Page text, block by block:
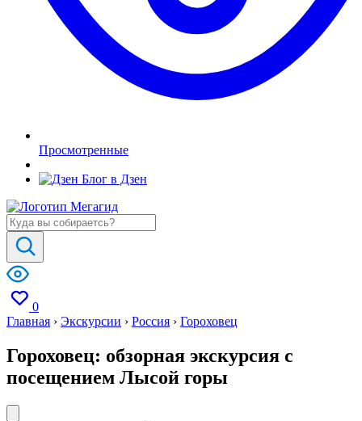
Просмотренные
Блог в Дзен
0
Главная › Экскурсии › Россия › Гороховец
Гороховец: обзорная экскурсия с
посещением Лысой горы